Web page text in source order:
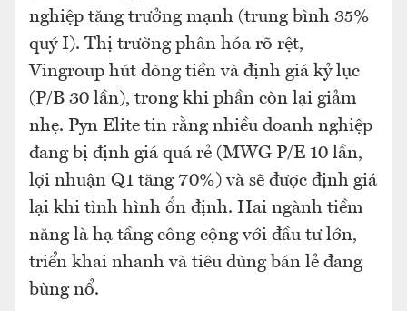
nghiệp tăng trưởng mạnh (trung bình 35%
quý I). Thị trường phân hóa rõ rệt,
Vingroup hút dòng tiền và định giá kỷ lục
(P/B 30 lần), trong khi phần còn lại giảm
nhẹ. Pyn Elite tin rằng nhiều doanh nghiệp
đang bị định giá quá rẻ (MWG P/E 10 lần,
lợi nhuận Q1 tăng 70%) và sẽ được định giá
lại khi tình hình ổn định. Hai ngành tiềm
năng là hạ tầng công cộng với đầu tư lớn,
triển khai nhanh và tiêu dùng bán lẻ đang
bùng nổ.